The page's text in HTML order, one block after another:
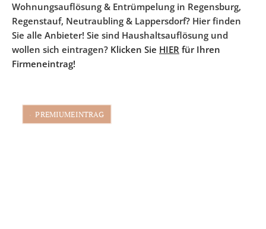
Wohnungsauflösung & Entrümpelung in Regensburg,
Regenstauf, Neutraubling & Lappersdorf? Hier finden
Sie alle Anbieter! Sie sind Haushaltsauflösung und
wollen sich eintragen? Klicken Sie HIER für Ihren
Firmeneintrag!
PREMIUMEINTRAG